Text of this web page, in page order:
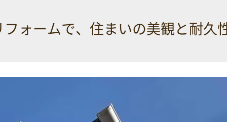
フォームで、住まいの美観と耐久